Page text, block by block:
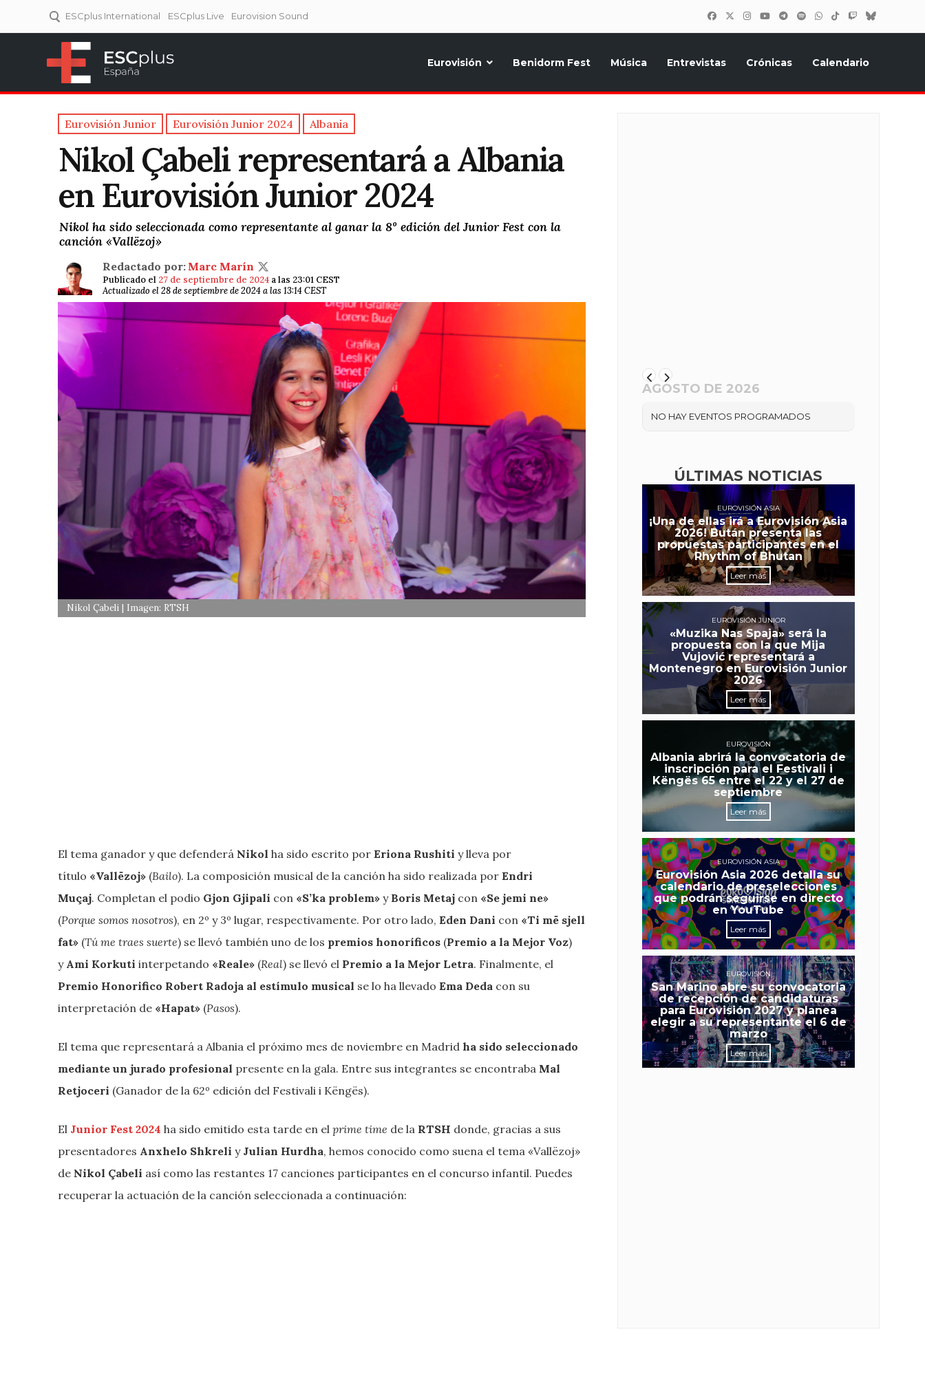
ESCplus International ESCplus Live Eurovision Sound
Eurovisión Benidorm Fest Música Entrevistas Crónicas Calendario
Eurovisión Junior Eurovisión Junior 2024 Albania
Nikol Çabeli representará a Albania
en Eurovisión Junior 2024
Nikol ha sido seleccionada como representante al ganar la 8º edición del Junior Fest con la
canción «Vallëzoj»
Redactado por: Marc Marín
Publicado el 27 de septiembre de 2024 a las 23:01 CEST
Actualizado el 28 de septiembre de 2024 a las 13:14 CEST
Nikol Çabeli | Imagen: RTSH
El tema ganador y que defenderá Nikol ha sido escrito por Eriona Rushiti y lleva por
título «Vallëzoj» (Bailo). La composición musical de la canción ha sido realizada por Endri
Muçaj. Completan el podio Gjon Gjipali con «S’ka problem» y Boris Metaj con «Se jemi ne»
(Porque somos nosotros), en 2º y 3º lugar, respectivamente. Por otro lado, Eden Dani con «Ti më sjell
fat» (Tú me traes suerte) se llevó también uno de los premios honoríficos (Premio a la Mejor Voz)
y Ami Korkuti interpetando «Reale» (Real) se llevó el Premio a la Mejor Letra. Finalmente, el
Premio Honorifico Robert Radoja al estímulo musical se lo ha llevado Ema Deda con su
interpretación de «Hapat» (Pasos).
El tema que representará a Albania el próximo mes de noviembre en Madrid ha sido seleccionado
mediante un jurado profesional presente en la gala. Entre sus integrantes se encontraba Mal
Retjoceri (Ganador de la 62º edición del Festivali i Këngës).
El Junior Fest 2024 ha sido emitido esta tarde en el prime time de la RTSH donde, gracias a sus
presentadores Anxhelo Shkreli y Julian Hurdha, hemos conocido como suena el tema «Vallëzoj»
de Nikol Çabeli así como las restantes 17 canciones participantes en el concurso infantil. Puedes
recuperar la actuación de la canción seleccionada a continuación:
AGOSTO DE 2026
NO HAY EVENTOS PROGRAMADOS
ÚLTIMAS NOTICIAS
EUROVISIÓN ASIA
¡Una de ellas irá a Eurovisión Asia
2026! Bután presenta las
propuestas participantes en el
Rhythm of Bhutan
Leer más
EUROVISIÓN JUNIOR
«Muzika Nas Spaja» será la
propuesta con la que Mija
Vujović representará a
Montenegro en Eurovisión Junior
2026
Leer más
EUROVISIÓN
Albania abrirá la convocatoria de
inscripción para el Festivali i
Këngës 65 entre el 22 y el 27 de
septiembre
Leer más
EUROVISIÓN ASIA
Eurovisión Asia 2026 detalla su
calendario de preselecciones
que podrán seguirse en directo
en YouTube
Leer más
EUROVISIÓN
San Marino abre su convocatoria
de recepción de candidaturas
para Eurovisión 2027 y planea
elegir a su representante el 6 de
marzo
Leer más